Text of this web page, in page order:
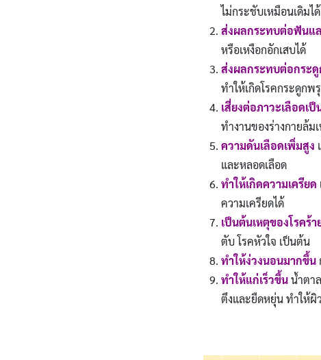
ไม่กระชับเหมือนเดิมได้
ส่งผลกระทบต่อฟันแ
หรือเหงือกอักเสบได้
ส่งผลกระทบต่อกระดู
ทำให้เกิดโรคกระดูกพ
เสี่ยงต่อภาวะเลือดเป็
ทำงานของร่างกายล้ม
ความดันเลือดเพิ่มสูง
และหลอดเลือด
ทำให้เกิดความเครียด
ความเครียดได้
เป็นต้นเหตุของโรคร้า
ตับ โรคหัวใจ เป็นต้น
ทำให้ง่วงนอนมากขึ้น
ทำให้แก่เร็วขึ้นน้ำตาล
ตึงและยืดหยุ่น ทำให้ผิ